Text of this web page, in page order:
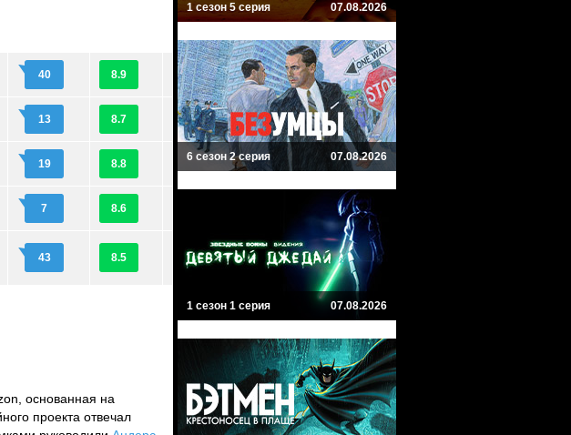
40 8.9
13 8.7
19 8.8
7 8.6
43 8.5
основанная на
проекта отвечал
1 сезон 5 серия 07.08.2026
6 сезон 2 серия 07.08.2026
1 сезон 1 серия 07.08.2026